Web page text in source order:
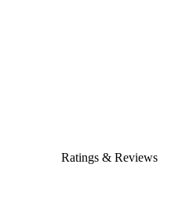
Ratings & Reviews